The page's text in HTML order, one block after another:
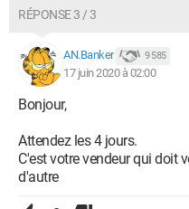
RÉPONSE 3 / 3
AN.Banker 9 585
17 juin 2020 à 02:00
Bonjour,
Attendez les 4 jours.
C'est votre vendeur qui doit
d'autre